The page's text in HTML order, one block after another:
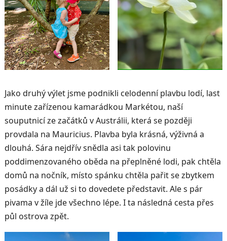
Jako druhý výlet jsme podnikli celodenní plavbu lodí, last
minute zařízenou kamarádkou Markétou, naší
souputnicí ze začátků v Austrálii, která se později
provdala na Mauricius. Plavba byla krásná, výživná a
dlouhá. Sára nejdřív snědla asi tak polovinu
poddimenzovaného oběda na přeplněné lodi, pak chtěla
domů na nočník, místo spánku chtěla pařit se zbytkem
posádky a dál už si to dovedete představit. Ale s pár
pivama v žíle jde všechno lépe. I ta následná cesta přes
půl ostrova zpět.